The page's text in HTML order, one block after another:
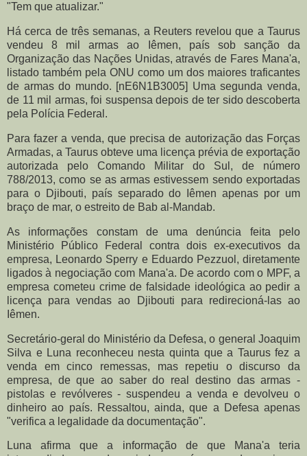
"Tem que atualizar."
Há cerca de três semanas, a Reuters revelou que a Taurus
vendeu 8 mil armas ao Iêmen, país sob sanção da
Organização das Nações Unidas, através de Fares Mana'a,
listado também pela ONU como um dos maiores traficantes
de armas do mundo. [nE6N1B3005] Uma segunda venda,
de 11 mil armas, foi suspensa depois de ter sido descoberta
pela Polícia Federal.
Para fazer a venda, que precisa de autorização das Forças
Armadas, a Taurus obteve uma licença prévia de exportação
autorizada pelo Comando Militar do Sul, de número
788/2013, como se as armas estivessem sendo exportadas
para o Djibouti, país separado do Iêmen apenas por um
braço de mar, o estreito de Bab al-Mandab.
As informações constam de uma denúncia feita pelo
Ministério Público Federal contra dois ex-executivos da
empresa, Leonardo Sperry e Eduardo Pezzuol, diretamente
ligados à negociação com Mana'a. De acordo com o MPF, a
empresa cometeu crime de falsidade ideológica ao pedir a
licença para vendas ao Djibouti para redirecioná-las ao
Iêmen.
Secretário-geral do Ministério da Defesa, o general Joaquim
Silva e Luna reconheceu nesta quinta que a Taurus fez a
venda em cinco remessas, mas repetiu o discurso da
empresa, de que ao saber do real destino das armas -
pistolas e revólveres - suspendeu a venda e devolveu o
dinheiro ao país. Ressaltou, ainda, que a Defesa apenas
"verifica a legalidade da documentação".
Luna afirma que a informação de que Mana'a teria